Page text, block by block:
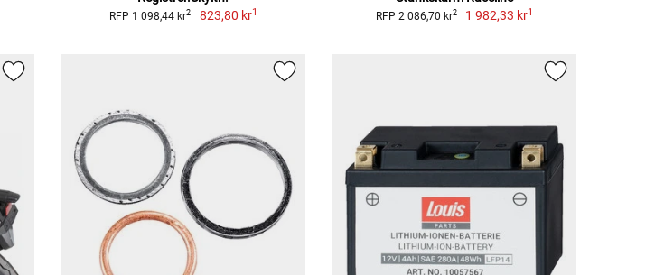
RFP 1 098,44 kr2 823,80 kr1 RFP 2 086,70 kr2 1 982,33 kr1